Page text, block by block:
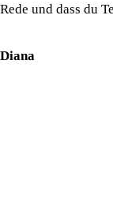
Rede und dass du
Diana